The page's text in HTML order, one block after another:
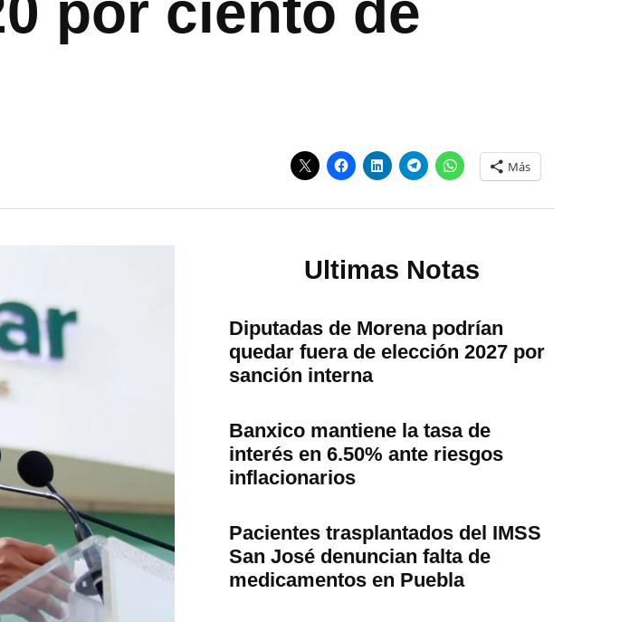
Más
Ultimas Notas
Diputadas de Morena podrían
quedar fuera de elección 2027 por
sanción interna
Banxico mantiene la tasa de
interés en 6.50% ante riesgos
inflacionarios
Pacientes trasplantados del IMSS
San José denuncian falta de
medicamentos en Puebla